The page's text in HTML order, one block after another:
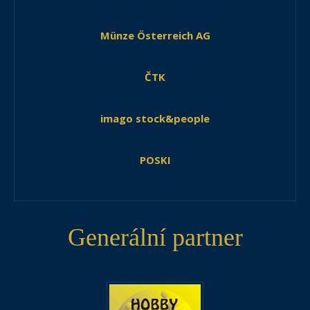
Münze Österreich AG
ČTK
imago stock&people
POSKI
Generální partner